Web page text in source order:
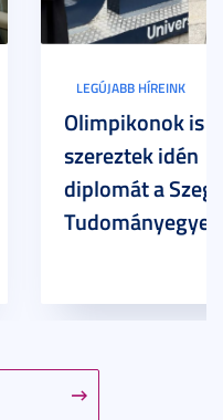
LEGÚJABB HÍREINK
Olimpikonok is
szereztek idén
diplomát a